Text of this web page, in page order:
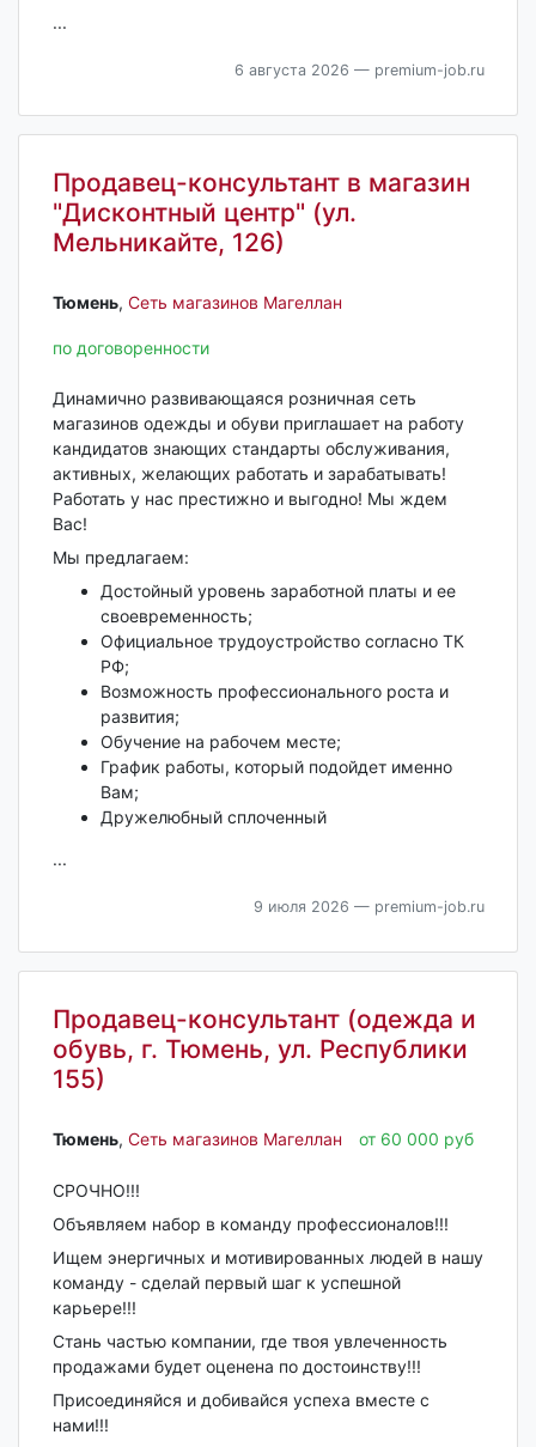
...
6 августа 2026 — premium-job.ru
Продавец-консультант в магазин
"Дисконтный центр" (ул.
Мельникайте, 126)
Тюмень‎, Сеть магазинов Магеллан
по договоренности
Динамично развивающаяся розничная сеть
магазинов одежды и обуви приглашает на работу
кандидатов знающих стандарты обслуживания,
активных, желающих работать и зарабатывать!
Работать у нас престижно и выгодно! Мы ждем
Вас!
Мы предлагаем:
Достойный уровень заработной платы и ее
своевременность;
Официальное трудоустройство согласно ТК
РФ;
Возможность профессионального роста и
развития;
Обучение на рабочем месте;
График работы, который подойдет именно
Вам;
Дружелюбный сплоченный
...
9 июля 2026 — premium-job.ru
Продавец-консультант (одежда и
обувь, г. Тюмень, ул. Республики
155)
Тюмень‎, Сеть магазинов Магеллан от 60 000 руб
СРОЧНО!!!
Объявляем набор в команду профессионалов!!!
Ищем энергичных и мотивированных людей в нашу
команду - сделай первый шаг к успешной
карьере!!!
Стань частью компании, где твоя увлеченность
продажами будет оценена по достоинству!!!
Присоединяйся и добивайся успеха вместе с
нами!!!